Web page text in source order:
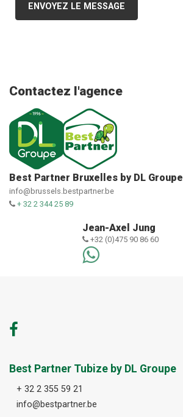
ENVOYEZ LE MESSAGE
Contactez l'agence
Best Partner Bruxelles by DL Groupe
info@brussels.bestpartner.be
+ 32 2 344 25 89
Jean-Axel Jung
+32 (0)475 90 86 60
Best Partner Tubize by DL Groupe
+ 32 2 355 59 21
info@bestpartner.be